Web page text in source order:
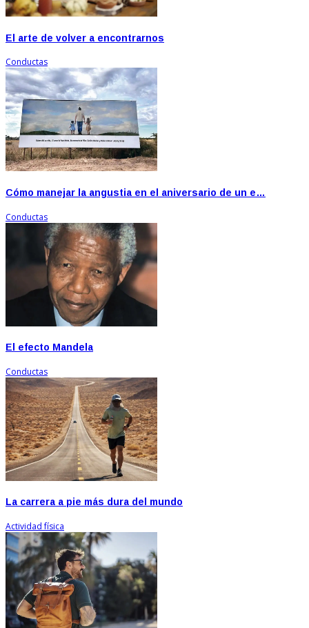
El arte de volver a encontrarnos
Conductas
Cómo manejar la angustia en el aniversario de un e…
Conductas
El efecto Mandela
Conductas
La carrera a pie más dura del mundo
Actividad física